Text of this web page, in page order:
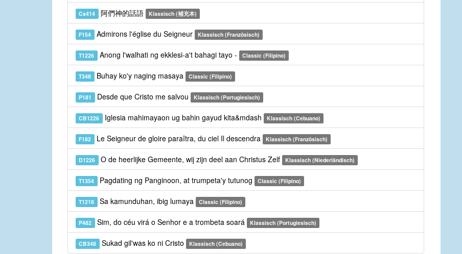
Cs414 阿們神的話語 Klassisch (補充本)
F154 Admirons l'église du Seigneur Klassisch (Französisch)
T1226 Anong l'walhati ng ekklesi-a't bahagi tayo - Classic (Filipino)
T348 Buhay ko'y naging masaya Classic (Filipino)
P181 Desde que Cristo me salvou Klassisch (Portugiesisch)
CB1226 Iglesia mahimayaon ug bahin gayud kita&mdash Klassisch (Cebuano)
F182 Le Seigneur de gloire paraîtra, du ciel Il descendra Klassisch (Französisch)
D1226 O de heerlijke Gemeente, wij zijn deel aan Christus Zelf Klassisch (Niederländisch)
T1354 Pagdating ng Panginoon, at trumpeta'y tutunog Classic (Filipino)
T1218 Sa kamunduhan, ibig lumaya Classic (Filipino)
P482 Sim, do céu virá o Senhor e a trombeta soará Klassisch (Portugiesisch)
CB348 Sukad gil'was ko ni Cristo Klassisch (Cebuano)